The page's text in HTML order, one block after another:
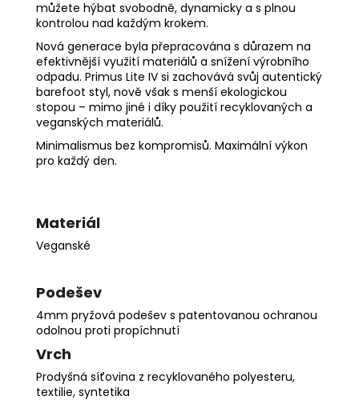
můžete hýbat svobodně, dynamicky a s plnou
kontrolou nad každým krokem.
Nová generace byla přepracována s důrazem na
efektivnější využití materiálů a snížení výrobního
odpadu. Primus Lite IV si zachovává svůj autentický
barefoot styl, nově však s menší ekologickou
stopou – mimo jiné i díky použití recyklovaných a
veganských materiálů.
Minimalismus bez kompromisů. Maximální výkon
pro každý den.
Materiál
Veganské
Podešev
4mm pryžová podešev s patentovanou ochranou
odolnou proti propíchnutí
Vrch
Prodyšná síťovina z recyklovaného polyesteru,
textilie, syntetika